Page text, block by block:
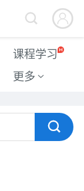


课程学习
更多 
